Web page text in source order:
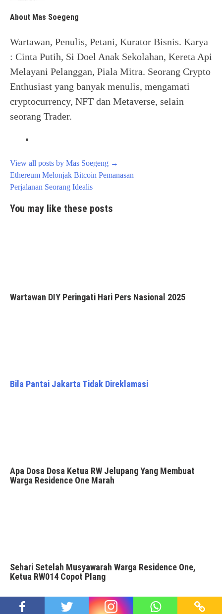
About Mas Soegeng
Wartawan, Penulis, Petani, Kurator Bisnis. Karya
: Cinta Putih, Si Doel Anak Sekolahan, Kereta Api
Melayani Pelanggan, Piala Mitra. Seorang Crypto
Enthusiast yang banyak menulis, mengamati
cryptocurrency, NFT dan Metaverse, selain
seorang Trader.
View all posts by Mas Soegeng →
Post
navigation
Ethereum Melonjak Bitcoin Pemanasan
Perjalanan Seorang Idealis
You may like these posts
Wartawan DIY Peringati Hari Pers Nasional 2025
Bila Pantai Jakarta Tidak Direklamasi
Apa Dosa Dosa Ketua RW Jelupang Yang Membuat
Warga Residence One Marah
Sehari Setelah Musyawarah Warga Residence One,
Ketua RW014 Copot Plang